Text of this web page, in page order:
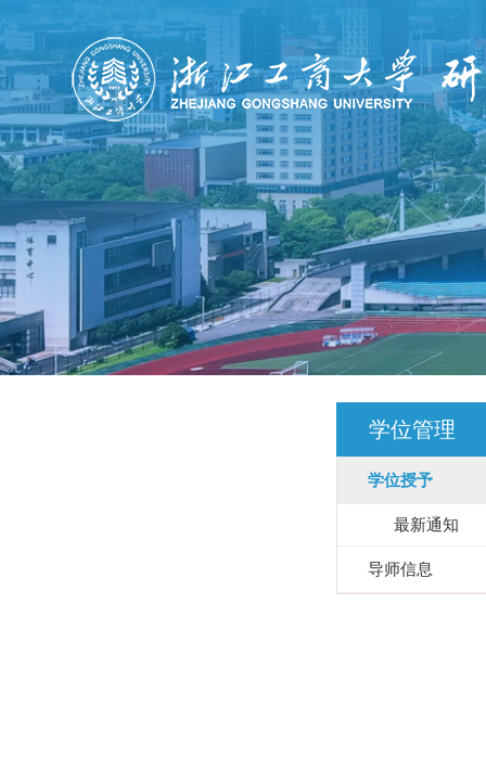
学位管理
学位授予
最新通知
导师信息